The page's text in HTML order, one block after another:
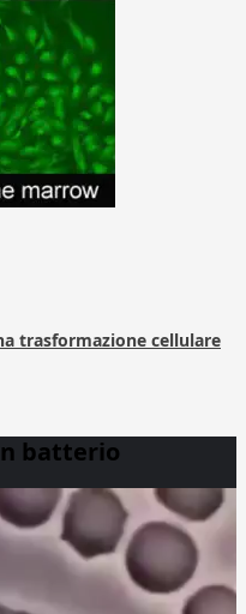
trasformazione cellulare
batterio